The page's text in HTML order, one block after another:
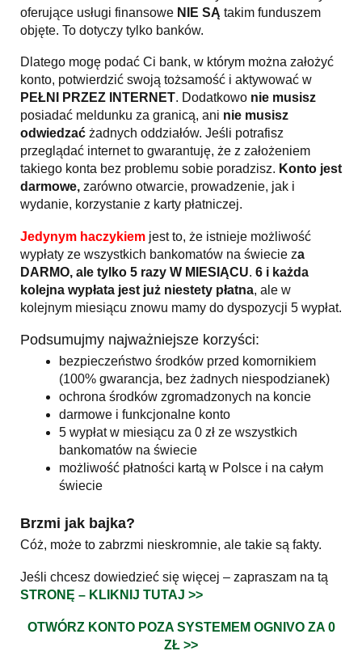
oferujące usługi finansowe NIE SĄ takim funduszem
objęte. To dotyczy tylko banków.
Dlatego mogę podać Ci bank, w którym można założyć
konto, potwierdzić swoją tożsamość i aktywować w
PEŁNI PRZEZ INTERNET. Dodatkowo nie musisz
posiadać meldunku za granicą, ani nie musisz
odwiedzać żadnych oddziałów. Jeśli potrafisz
przeglądać internet to gwarantuję, że z założeniem
takiego konta bez problemu sobie poradzisz. Konto jest
darmowe, zarówno otwarcie, prowadzenie, jak i
wydanie, korzystanie z karty płatniczej.
Jedynym haczykiem jest to, że istnieje możliwość
wypłaty ze wszystkich bankomatów na świecie za
DARMO, ale tylko 5 razy W MIESIĄCU. 6 i każda
kolejna wypłata jest już niestety płatna, ale w
kolejnym miesiącu znowu mamy do dyspozycji 5 wypłat.
Podsumujmy najważniejsze korzyści:
bezpieczeństwo środków przed komornikiem
(100% gwarancja, bez żadnych niespodzianek)
ochrona środków zgromadzonych na koncie
darmowe i funkcjonalne konto
5 wypłat w miesiącu za 0 zł ze wszystkich
bankomatów na świecie
możliwość płatności kartą w Polsce i na całym
świecie
Brzmi jak bajka?
Cóż, może to zabrzmi nieskromnie, ale takie są fakty.
Jeśli chcesz dowiedzieć się więcej – zapraszam na tą
STRONĘ – KLIKNIJ TUTAJ >>
OTWÓRZ KONTO POZA SYSTE MEM OGNIVO ZA 0
ZŁ >>